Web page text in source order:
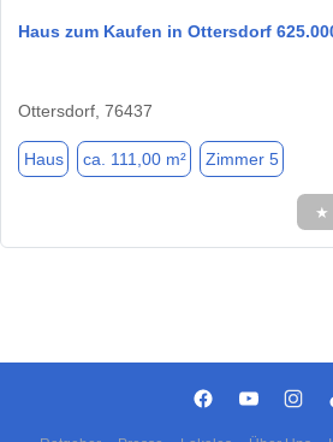
Haus zum Kaufen in Ottersdorf
Ottersdorf, 76437
Haus ca. 111,00 m² Zimmer 5
★